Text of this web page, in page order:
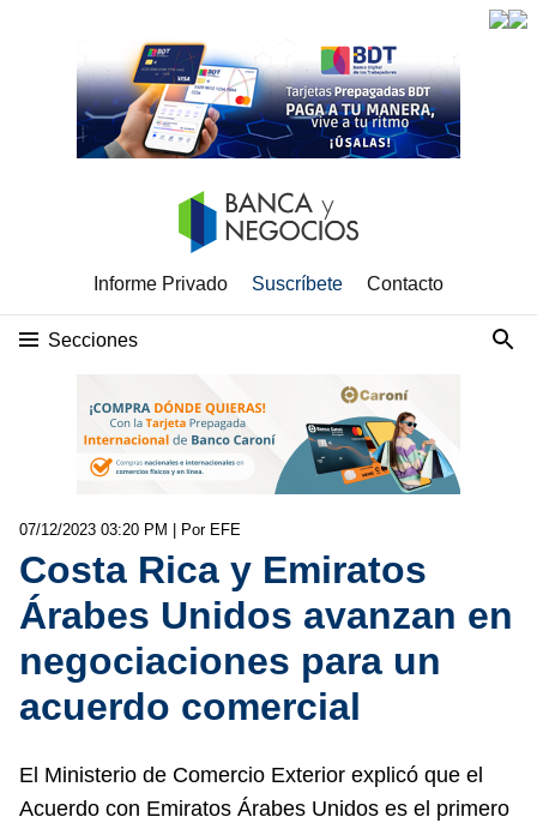
Informe Privado Suscríbete Contacto
Secciones
07/12/2023 03:20 PM | Por EFE
Costa Rica y Emiratos
Árabes Unidos avanzan en
negociaciones para un
acuerdo comercial
El Ministerio de Comercio Exterior explicó que el
Acuerdo con Emiratos Árabes Unidos es el primero